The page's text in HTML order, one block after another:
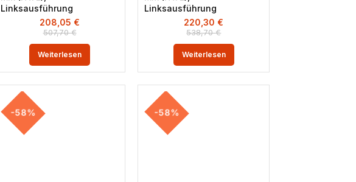
Linksausführung
507,70€
208,05 €
Weiterlesen
Linksausführung
538,70€
220,30 €
Weiterlesen
-58% -58%